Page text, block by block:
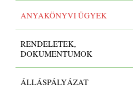
ANYAKÖNYVI ÜGYEK
RENDELETEK,
DOKUMENTUMOK
ÁLLÁSPÁLYÁZAT